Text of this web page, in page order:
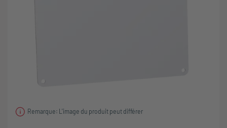
Remarque: L'image du produit peut différer